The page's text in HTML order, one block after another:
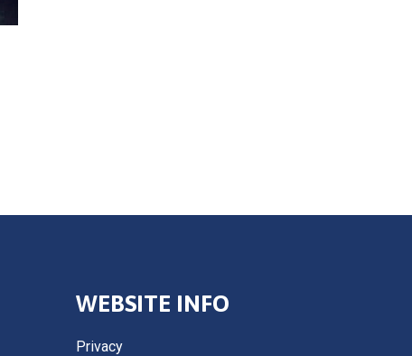
WEBSITE INFO
Privacy